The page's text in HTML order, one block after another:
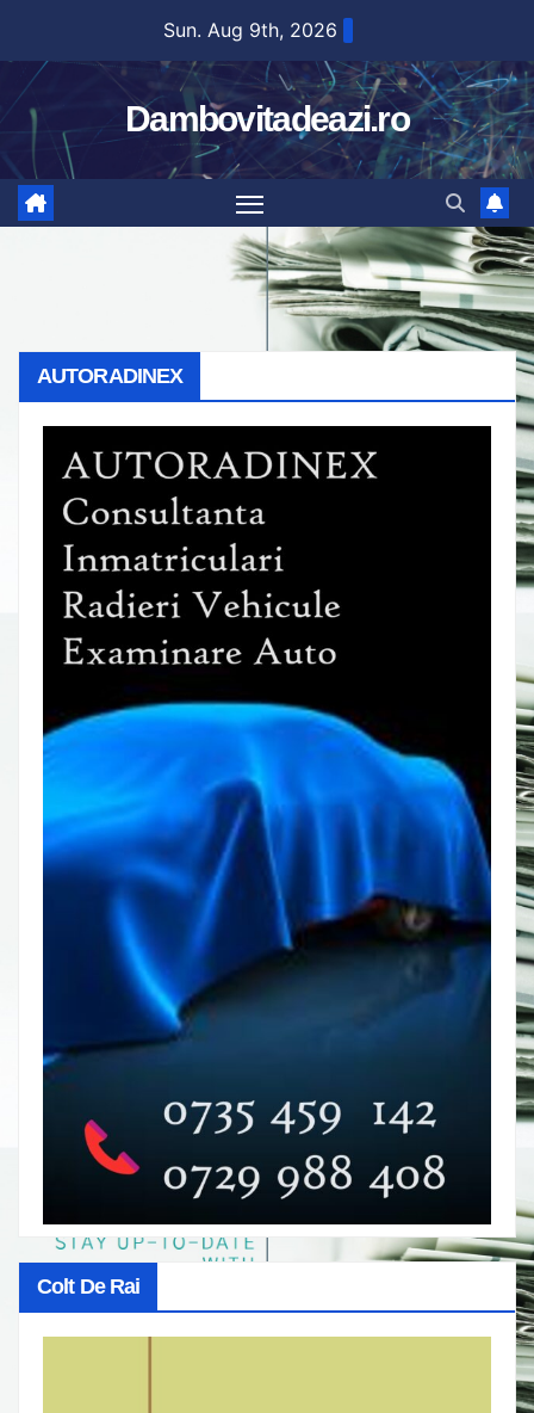
content
Sun. Aug 9th, 2026
Dambovitadeazi.ro
AUTORADINEX
Colt De Rai